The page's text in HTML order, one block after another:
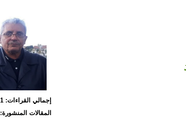
إجمالي القراءات: 4,385,601
المقالات المنشورة: 578